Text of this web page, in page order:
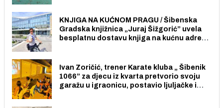
KNJIGA NA KUĆNOM PRAGU / Šibenska
Gradska knjižnica „Juraj Šižgorić” uvela
besplatnu dostavu knjiga na kućnu adresu
Ivan Zoričić, trener Karate kluba „ Šibenik
1066” za djecu iz kvarta pretvorio svoju
garažu u igraonicu, postavio ljuljačke i